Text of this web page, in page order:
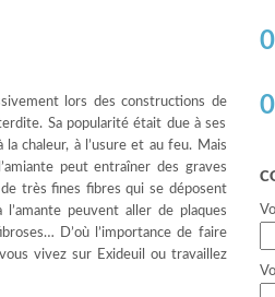
lors des constructions de
Sa popularité était due à ses
chaleur, à l’usure et au feu. Mais
peut entraîner des graves
très fines fibres qui se déposent
l’amante peuvent aller de plaques
D’où l’importance de faire
vivez sur Exideuil ou travaillez